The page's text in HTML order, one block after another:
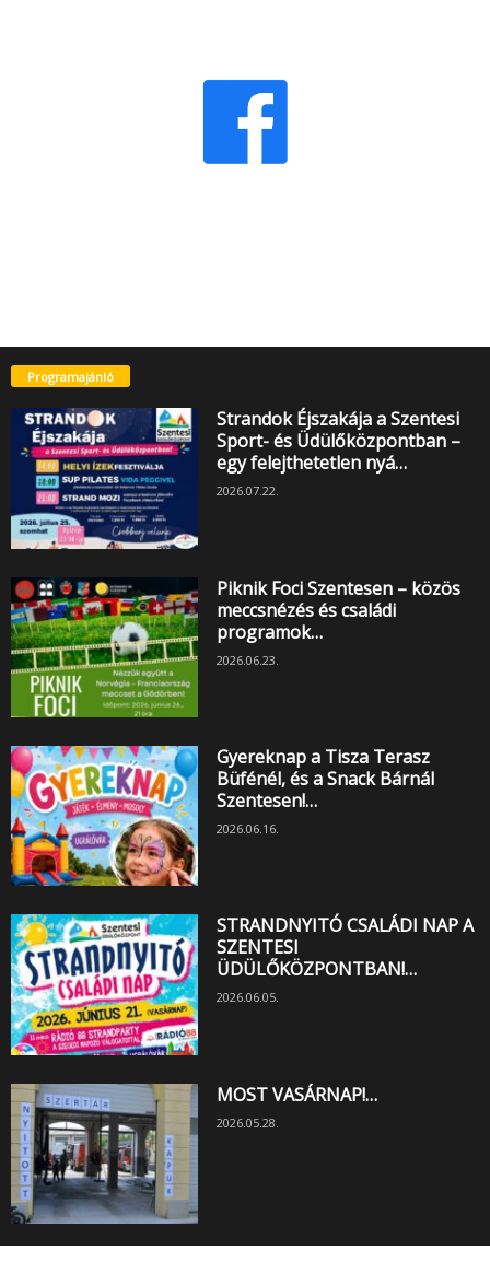
Programajánló
Strandok Éjszakája a Szentesi
Sport- és Üdülőközpontban –
egy felejthetetlen nyá…
2026.07.22.
Piknik Foci Szentesen – közös
meccsnézés és családi
programok…
2026.06.23.
Gyereknap a Tisza Terasz
Büfénél, és a Snack Bárnál
Szentesen!…
2026.06.16.
STRANDNYITÓ CSALÁDI NAP A
SZENTESI
ÜDÜLŐKÖZPONTBAN!…
2026.06.05.
MOST VASÁRNAP!…
2026.05.28.